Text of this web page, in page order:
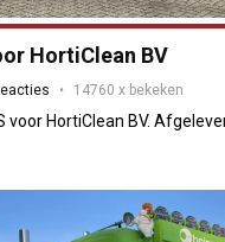
HortiClean BV
14760 x bekeken
voor HortiClean BV.